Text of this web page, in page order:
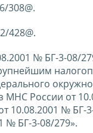
308@.
428@.
№ БГ-3-08/
России от
№ БГ-
№ БГ-3-08/279».